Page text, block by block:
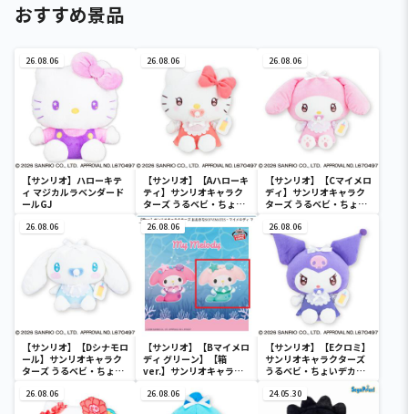
おすすめ景品
26.08.06
【サンリオ】ハローキテ
ィ マジカルラベンダード
ールGJ
26.08.06
【サンリオ】【Aハローキ
ティ】サンリオキャラク
ターズ うるベビ・ちょい
デカドール
26.08.06
【サンリオ】【Cマイメロ
ディ】サンリオキャラク
ターズ うるベビ・ちょい
26.08.06
【サンリオ】【Dシナモロ
ール】サンリオキャラク
ターズ うるベビ・ちょい
26.08.06
【サンリオ】【Bマイメロ
ディ グリーン】【箱
ver.】サンリオキャラク
SOFVIMATES～マイメロ
ディ マーメイドver. ～
26.08.06
【サンリオ】【Eクロミ】
サンリオキャラクターズ
うるベビ・ちょいデカド
26.08.06 26.08.06 24.05.30